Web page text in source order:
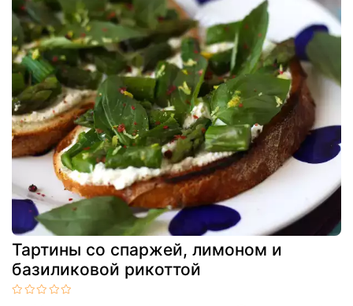
Тартины со спаржей, лимоном и
базиликовой рикоттой